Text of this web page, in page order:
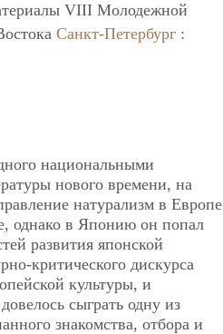
VIII Молодежной
Санкт-Петербург :
национальными
нового времени, на
натурализм в Европе
однако в Японию он попал
развития японской
критического дискурса
культуры, и
сыграть одну из
знакомства, отбора и